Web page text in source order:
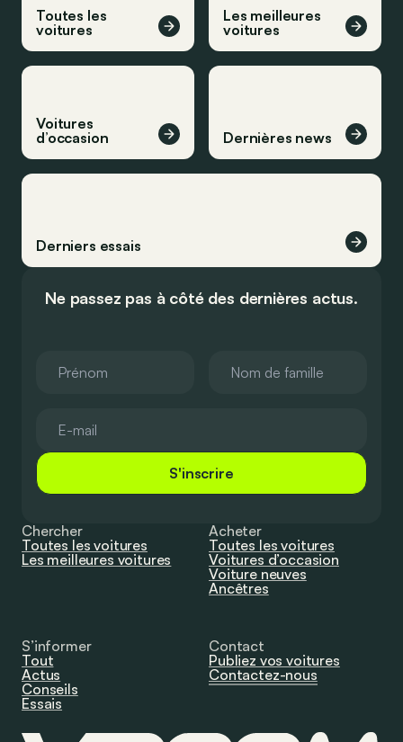
Toutes les
voitures
Les meilleures
voitures
Voitures
d’occasion
Dernières news
Derniers essais
Ne passez pas à côté des dernières actus.
S'inscrire
Chercher
Toutes les voitures
Les meilleures voitures
Acheter
Toutes les voitures
Voitures d’occasion
Voiture neuves
Ancêtres
S’informer
Tout
Actus
Conseils
Essais
Contact
Publiez vos voitures
Contactez-nous